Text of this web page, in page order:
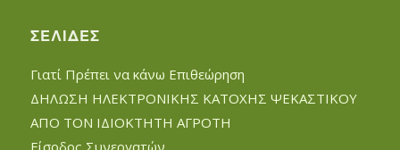
ΣΕΛΊΔΕΣ
Γιατί Πρέπει να κάνω Επιθεώρηση
ΔΗΛΩΣΗ ΗΛΕΚΤΡΟΝΙΚΗΣ ΚΑΤΟΧΗΣ ΨΕΚΑΣΤΙΚΟΥ
ΑΠΟ ΤΟΝ ΙΔΙΟΚΤΗΤΗ ΑΓΡΟΤΗ